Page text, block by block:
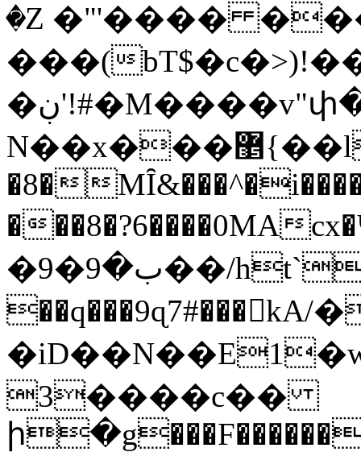
�Z �"'����
���(
�ڹ'!#�M����v"փ��5�ْ)
N��x���޵{��l��X�oC�,)4^K:�9�P)�U�M�
�8�
���8�?6����0MA
�ب�9�9��/ht`�8tqA�o.2^�D���
3����c��